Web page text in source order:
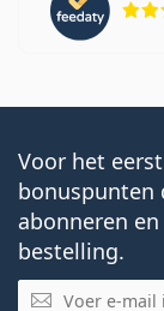
Voor het
bonuspunten
abonneren
bestelling.
E-mail